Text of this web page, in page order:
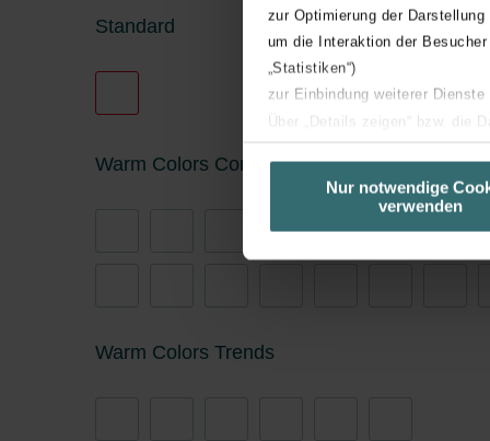
zur Optimierung der Darstellung
um die Interaktion der
„Statistiken“)
zur Einbindung weiterer
Über „Details zeigen“ bzw. die
unserer Website verwenden,
basierend auf Ihren Interessen
Datenschutzerklärung
Zehnder Group België nv/sa:
Nur notwendige
verwenden
Standard
Warm Colors Core
Warm Colors Trends